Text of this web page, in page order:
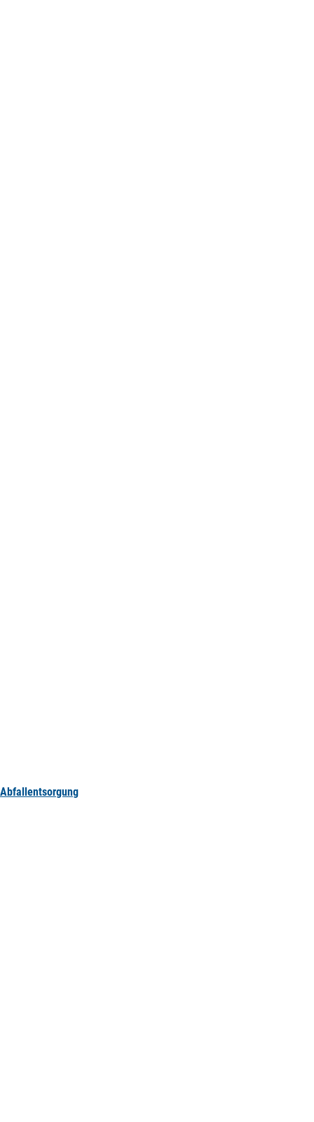
Abfallentsorgung